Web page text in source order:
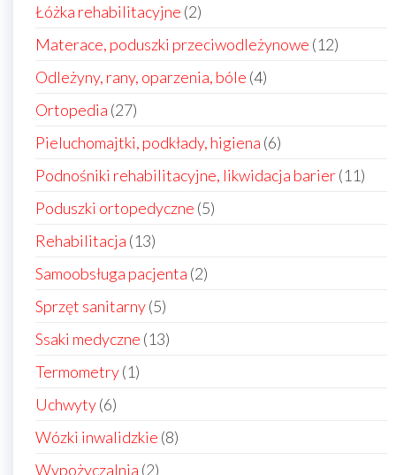
Łóżka rehabilitacyjne 22
produkty
Materace, poduszki przeciwodleżynowe 1212
Odleżyny, rany, oparzenia, bóle 44
Ortopedia 2727
produktów
Pieluchomajtki, podkłady, higiena 66
produktów
Podnośniki rehabilitacyjne, likwidacja barier 1111
Poduszki ortopedyczne 55
Rehabilitacja 1313
produktów
Samoobsługa pacjenta 22
Sprzęt sanitarny 55
produktów
Ssaki medyczne 1313
Termometry 11
Uchwyty 66
produktów
Wózki inwalidzkie 88
Wypożyczalnia 22